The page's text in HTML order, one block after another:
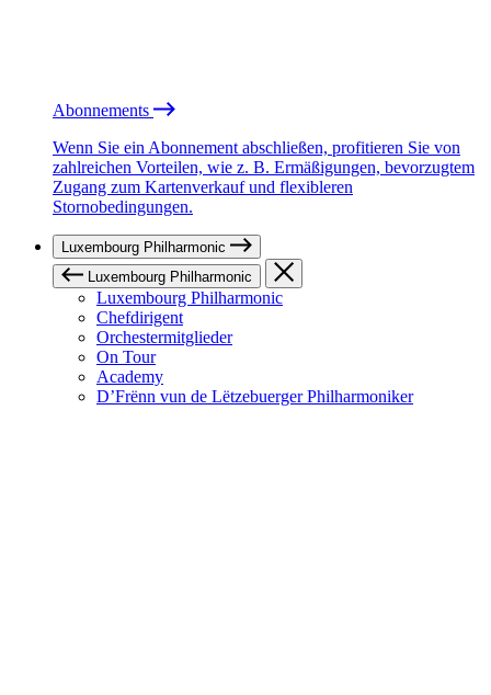
Abonnements
Wenn Sie ein Abonnement abschließen, profitieren Sie von
zahlreichen Vorteilen, wie z. B. Ermäßigungen, bevorzugtem
Zugang zum Kartenverkauf und flexibleren
Stornobedingungen.
Luxembourg Philharmonic
Luxembourg Philharmonic
Luxembourg Philharmonic
Chefdirigent
Orchestermitglieder
On Tour
Academy
D’Frënn vun de Lëtzebuerger Philharmoniker